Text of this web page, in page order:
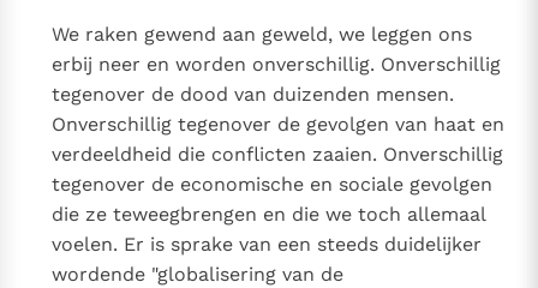
We raken gewend aan geweld, we leggen ons
erbij neer en worden onverschillig. Onverschillig
tegenover de dood van duizenden mensen.
Onverschillig tegenover de gevolgen van haat en
verdeeldheid die conflicten zaaien. Onverschillig
tegenover de economische en sociale gevolgen
die ze teweegbrengen en die we toch allemaal
voelen. Er is sprake van een steeds duidelijker
wordende "globalisering van de